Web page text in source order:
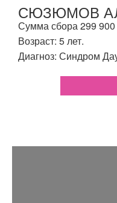
СЮЗЮМОВ
Сумма сбора 299 900
Возраст: 5 лет.
Диагноз: Синдром